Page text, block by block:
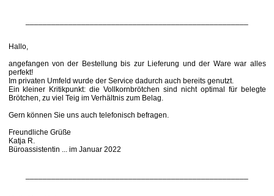
Hallo,
angefangen von der Bestellung bis zur Lieferung und der Ware war alles
perfekt!
Im privaten Umfeld wurde der Service dadurch auch bereits genutzt.
Ein kleiner Kritikpunkt: die Vollkornbrötchen sind nicht optimal für belegte
Brötchen, zu viel Teig im Verhältnis zum Belag.
Gern können Sie uns auch telefonisch befragen.
Freundliche Grüße
Katja R.
Büroassistentin ... im Januar 2022